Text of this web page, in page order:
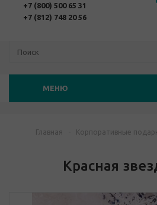
+7 (800) 500 65 31
+7 (812) 748 20 56
МЕНЮ
Главная - Корпоративные
Красная